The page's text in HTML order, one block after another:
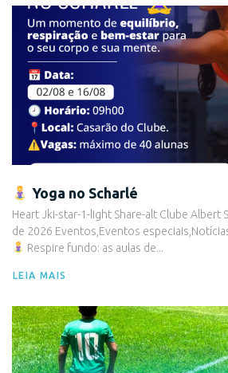
Yoga no Scharlé
Heart Jki-star-1-light Share-alt Clube Albert
de 2026 Eventos,Eventos
Respire fundo: as aulas de...
LEIA MAIS
Eventos